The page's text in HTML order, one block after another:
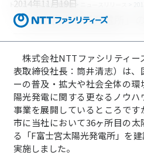
トップページ 企業情報
2014年11月19日
「F富士宮太陽光発電所」
株式会社NTTファシリティー
表取締役社長：筒井清志）は
ーの普及・拡大や社会全体の
陽光発電に関する更なるノウ
事業を展開しているところで
市に当社において36ヶ所目の
る「F富士宮太陽光発電所」を
実施しました。